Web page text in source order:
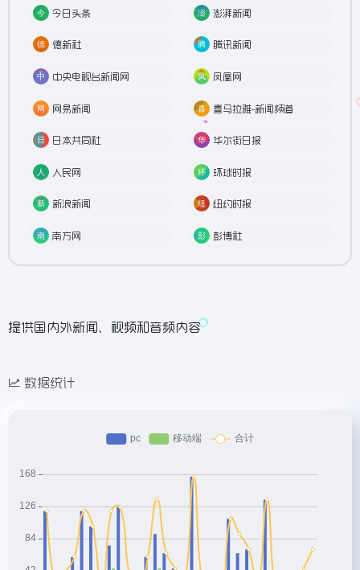
今日头条 澎湃新闻
德新社 腾讯新闻
中央电视台新闻网 凤凰网
网易新闻 喜马拉雅-新闻频道
日本共同社 华尔街日报
人民网 环球时报
新浪新闻 纽约时报
南方网 彭博社
提供国内外新闻、视频和音频内容
数据统计